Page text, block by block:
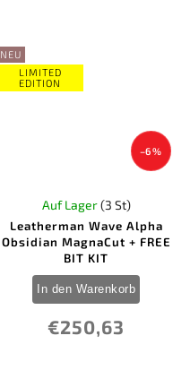
NEU
LIMITED
EDITION
–6 %
Leatherman Wave Alpha
Obsidian MagnaCut + FREE
BIT KIT
Auf Lager(3 St)
€250,63
In den Warenkorb